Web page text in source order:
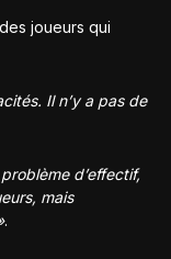
joueurs qui
Il n’y a pas de
d’effectif,
mais
.